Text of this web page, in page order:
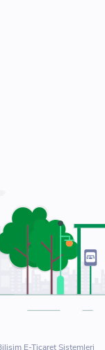
E-Ticaret Sistemleri